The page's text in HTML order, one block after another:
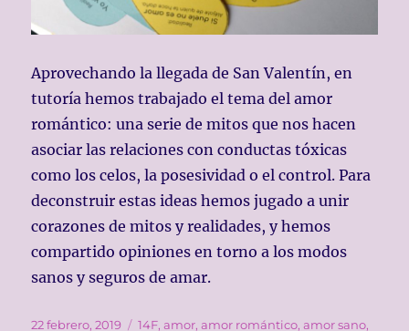
Aprovechando la llegada de San Valentín, en
tutoría hemos trabajado el tema del amor
romántico: una serie de mitos que nos hacen
asociar las relaciones con conductas tóxicas
como los celos, la posesividad o el control. Para
deconstruir estas ideas hemos jugado a unir
corazones de mitos y realidades, y hemos
compartido opiniones en torno a los modos
sanos y seguros de amar.
Publicado
22 febrero, 2019 Etiquetas
14F,amor,amor romántico,amor sano,